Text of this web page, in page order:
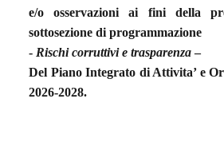
e/o osservazioni ai fini della
sottosezione di programmazione
- Rischi corruttivi e trasparenza–
Del Piano Integrato di Attivita’ e
2026-2028.